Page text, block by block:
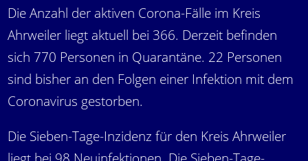
Die Anzahl der aktiven Corona-Fälle im Kreis
Ahrweiler liegt aktuell bei 366. Derzeit befinden
sich 770 Personen in Quarantäne. 22 Personen
sind bisher an den Folgen einer Infektion mit dem
Coronavirus gestorben.
Die Sieben-Tage-Inzidenz für den Kreis Ahrweiler